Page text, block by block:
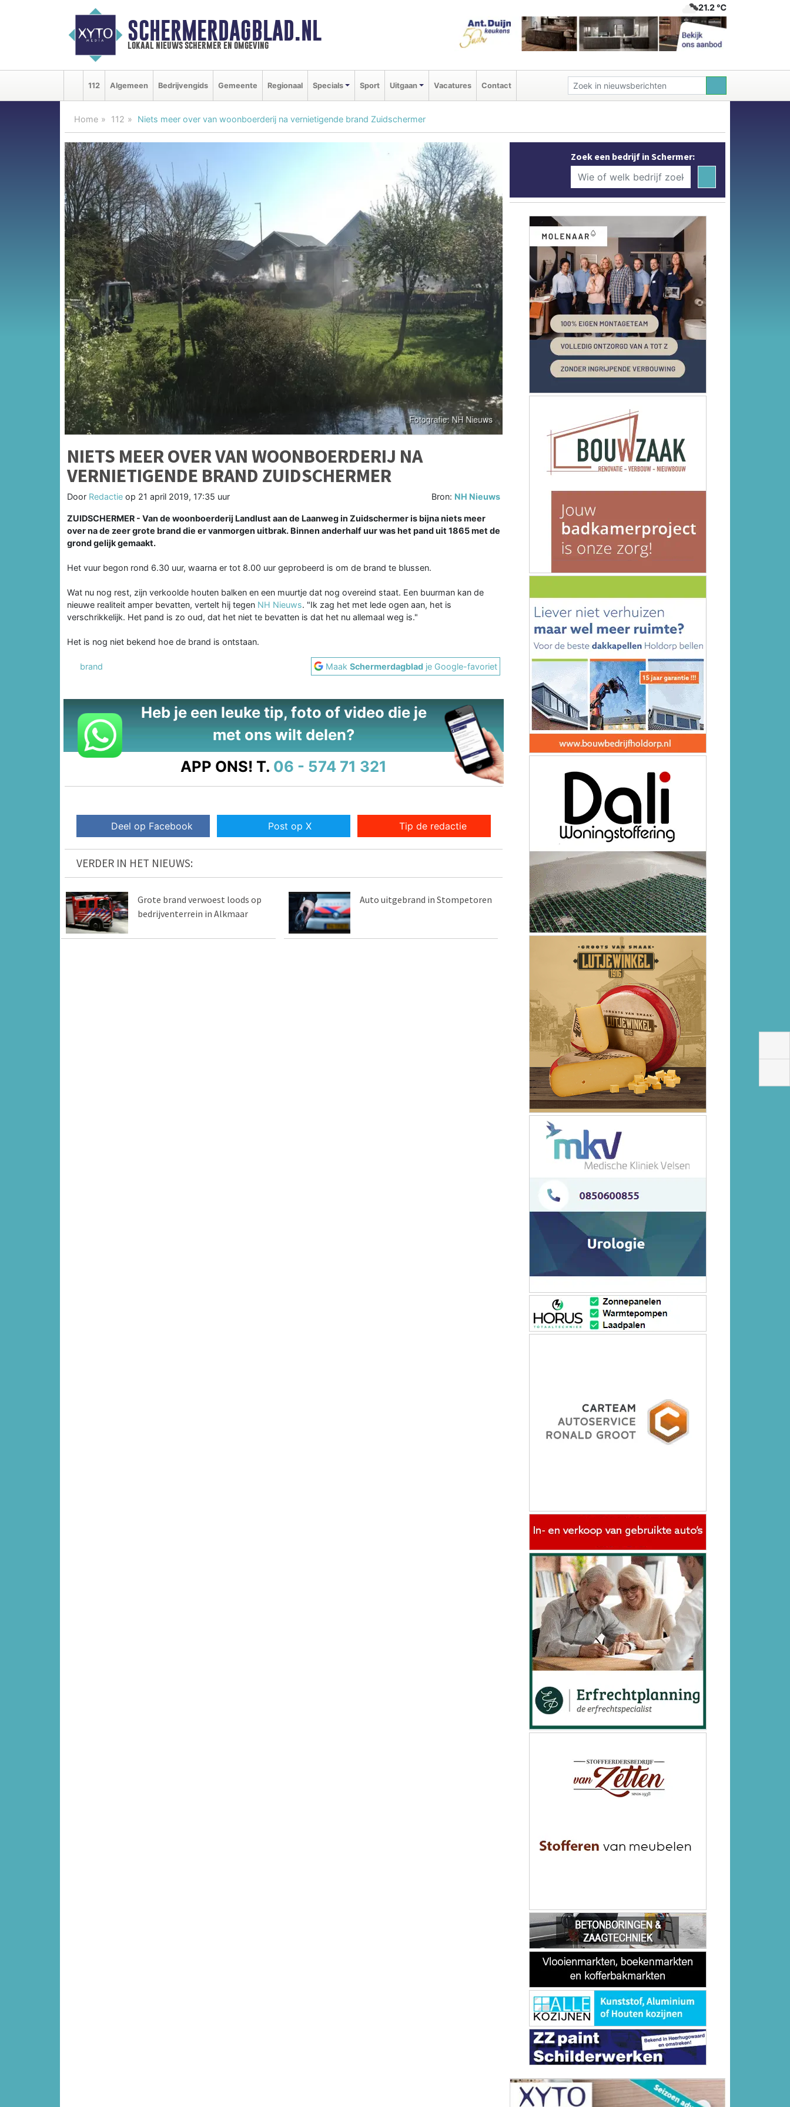
SCHERMERDAGBLAD.NL
lokaal nieuws schermer en omgeving
21.2 ℃
112 Algemeen Bedrijvengids Gemeente Regionaal Specials Sport Uitgaan Vacatures Contact
Home 112 Niets meer over van woonboerderij na vernietigende brand Zuidschermer
NIETS MEER OVER VAN WOONBOERDERIJ NA
VERNIETIGENDE BRAND ZUIDSCHERMER
Door Redactie op 21 april 2019, 17:35 uur Bron: NH Nieuws
ZUIDSCHERMER - Van de woonboerderij Landlust aan de Laanweg in Zuidschermer is bijna niets meer
over na de zeer grote brand die er vanmorgen uitbrak. Binnen anderhalf uur was het pand uit 1865 met de
grond gelijk gemaakt.
Het vuur begon rond 6.30 uur, waarna er tot 8.00 uur geprobeerd is om de brand te blussen.
Wat nu nog rest, zijn verkoolde houten balken en een muurtje dat nog overeind staat. Een buurman kan de
nieuwe realiteit amper bevatten, vertelt hij tegen NH Nieuws. "Ik zag het met lede ogen aan, het is
verschrikkelijk. Het pand is zo oud, dat het niet te bevatten is dat het nu allemaal weg is."
Het is nog niet bekend hoe de brand is ontstaan.
brand MaakSchermerdagblad je Google-favoriet
Heb je een leuke tip, foto of video die je
met ons wilt delen?
APP ONS! T. 06 - 574 71 321
Deel op Facebook Post op X Tip de redactie
VERDER IN HET NIEUWS:
Grote brand verwoest loods op
bedrijventerrein in Alkmaar
Auto uitgebrand in Stompetoren
Zoek een bedrijf in Schermer: